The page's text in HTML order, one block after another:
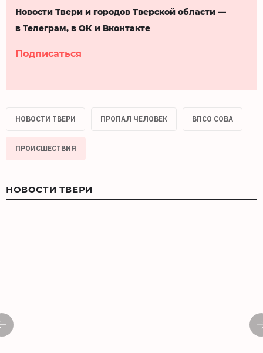
Новости Твери и городов Тверской области —
в Телеграм, в ОК и Вконтакте
Подписаться
НОВОСТИ ТВЕРИ ПРОПАЛ ЧЕЛОВЕК ВПСО СОВА
ПРОИСШЕСТВИЯ
НОВОСТИ ТВЕРИ